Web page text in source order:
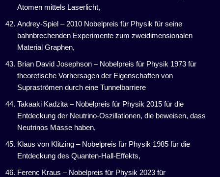
Atomen mittels Laserlicht,
Andrey-Spiel – 2010 Nobelpreis für Physik für seine
bahnbrechenden Experimente zum zweidimensionalen
Material Graphen,
Brian David Josephson – Nobelpreis für Physik 1973 für
theoretische Vorhersagen der Eigenschaften von
Supraströmen durch eine Tunnelbarriere
Takaaki Kadzita – Nobelpreis für Physik 2015 für die
Entdeckung der Neutrino-Oszillationen, die beweisen, dass
Neutrinos Masse haben,
Klaus von Klitzing – Nobelpreis für Physik 1985 für die
Entdeckung des Quanten-Hall-Effekts,
​​​​Ferenc Kraus – Nobelpreis für Physik 2023 für